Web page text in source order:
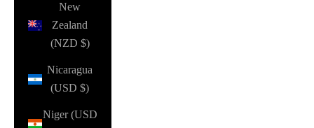
New
Zealand
(NZD $)
Nicaragua
(USD $)
Niger (USD